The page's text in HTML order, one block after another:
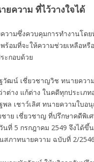
ยความ ที่ไว้วางใจได้
วามซึ่งควบคุมการทำงานโด
พร้อมที่จะให้ความช่วยเหลือห
ะกอบด้วย
ฒน์ เชี่ยวชาญวิช ทนายควา
าต่าง แก้ต่าง ในคดีทุกประเภ
ล เชาว์เลิศ ทนายความใบอ
าย เชี่ยวชาญ ที่ปรึกษาคดีพิเ
นที่ 5 กรกฎาคม 2549 จึงได้
สภาทนายความ ฉบับที่ 2/